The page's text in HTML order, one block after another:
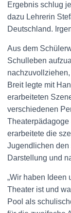
Ergebnis schlug
dazu Lehrerin
Deutschland.
Aus dem
Schulleben
nachzuvollziehen,
Breit legte mit
erarbeiteten
verschiedenen
erarbeitete die
Jugendlichen
Darstellung und
„Wir haben Ideen
Theater ist und
Pool als